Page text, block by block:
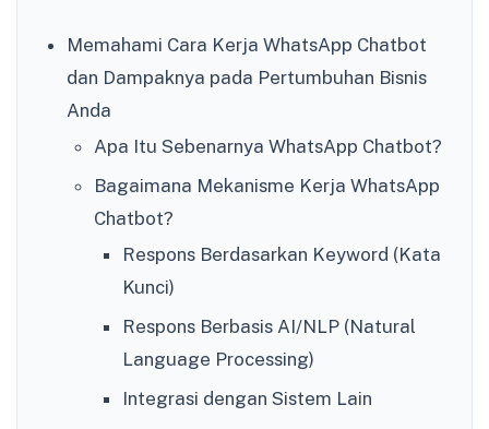
Memahami Cara Kerja WhatsApp Chatbot
dan Dampaknya pada Pertumbuhan Bisnis
Anda
Apa Itu Sebenarnya WhatsApp Chatbot?
Bagaimana Mekanisme Kerja WhatsApp
Chatbot?
Respons Berdasarkan Keyword (Kata
Kunci)
Respons Berbasis AI/NLP (Natural
Language Processing)
Integrasi dengan Sistem Lain